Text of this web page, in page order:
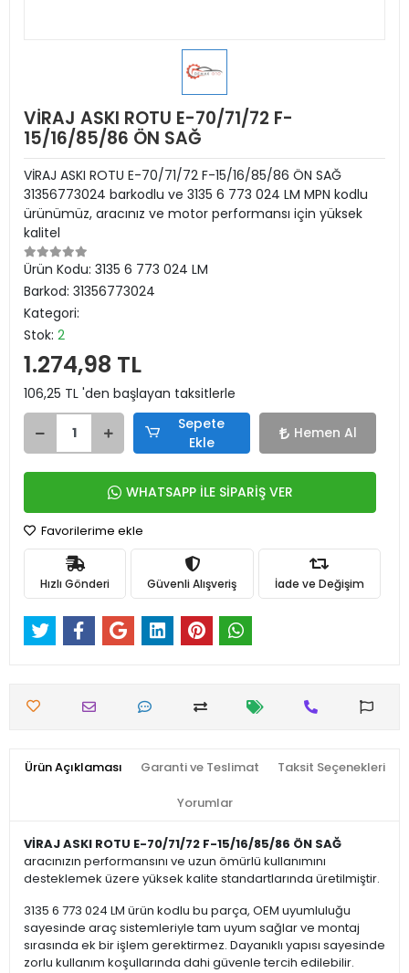
VİRAJ ASKI ROTU E-70/71/72 F-
15/16/85/86 ÖN SAĞ
VİRAJ ASKI ROTU E-70/71/72 F-15/16/85/86 ÖN SAĞ
31356773024 barkodlu ve 3135 6 773 024 LM MPN kodlu
ürünümüz, aracınız ve motor performansı için yüksek
kalitel
Ürün Kodu: 3135 6 773 024 LM
Barkod: 31356773024
Kategori:
Stok: 2
1.274,98 TL
106,25 TL 'den başlayan taksitlerle
Sepete
Ekle
Hemen Al
WHATSAPP İLE SİPARİŞ VER
Favorilerime ekle
Hızlı Gönderi Güvenli Alışveriş İade ve Değişim
Ürün Açıklaması Garanti ve Teslimat Taksit Seçenekleri
Yorumlar
VİRAJ ASKI ROTU E-70/71/72 F-15/16/85/86 ÖN SAĞ
aracınızın performansını ve uzun ömürlü kullanımını
desteklemek üzere yüksek kalite standartlarında üretilmiştir.
3135 6 773 024 LM ürün kodlu bu parça, OEM uyumluluğu
sayesinde araç sistemleriyle tam uyum sağlar ve montaj
sırasında ek bir işlem gerektirmez. Dayanıklı yapısı sayesinde
zorlu kullanım koşullarında dahi güvenle tercih edilebilir.